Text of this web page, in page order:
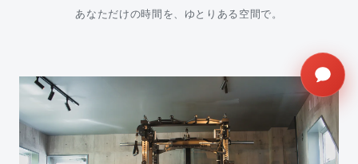
あなただけの時間を、ゆとりある空間で。